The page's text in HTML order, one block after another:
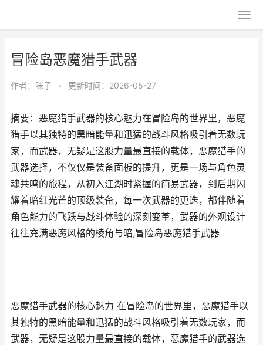
冒险岛恶魔猎手武器
作者： 咪子 • 更新时间：2026-05-27
摘要：恶魔猎手武器的核心魅力在冒险岛的世界里，恶魔
猎手以其独特的黑暗能量和迅猛的战斗风格吸引着无数玩
家，而武器，无疑是这股力量最直接的载体，恶魔猎手的
武器选择，不仅仅是装备面板的提升，更是一场与角色灵
魂共鸣的旅程，从初入江湖时紧握的简易武器，到后期闪
耀着暗红光芒的顶级装备，每一次武器的更迭，都伴随着
角色能力的飞跃与战斗体验的深刻变革，武器的外观设计
往往充满恶魔风格的棱角与暗,冒险岛恶魔猎手武器
恶魔猎手武器的核心魅力 在冒险岛的世界里，恶魔猎手以
其独特的黑暗能量和迅猛的战斗风格吸引着无数玩家，而
武器，无疑是这股力量最直接的载体，恶魔猎手的武器选